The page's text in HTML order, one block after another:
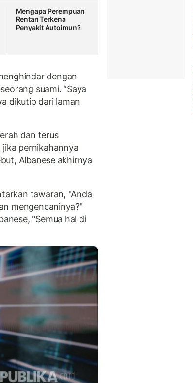
Mengapa Perempuan
Rentan Terkena
Penyakit Autoimun?
dengan
suami. “Saya
dikutip dari laman
dan terus
pernikahannya
Albanese akhirnya
tawaran, "Anda
mengencaninya?"
"Semua hal di